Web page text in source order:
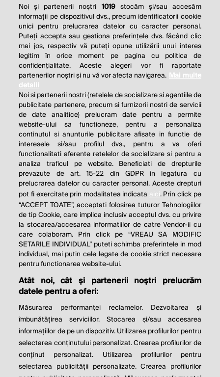
THE SOCIAL RESPONSIBILITY OF
BUSINESS IS TO INCREASE ITS
PROFITS.
Milton Friedman
© 2026 Profit.ro. Toate drepturile rezervate.
Dezvoltat de1616.ro
Contact Publicitate
Politica de cookie Politica de
confidențialitate
Setări cookies
este parte a
Noi și partenerii noștri 1019stocăm și/sau accesăm
informații pe dispozitivul dvs., precum identificatorii cookie
unici pentru prelucrarea datelor cu caracter personal.
Puteți accepta sau gestiona preferințele dvs. făcând clic
mai jos, respectiv vă puteți opune utilizării unui interes
legitim în orice moment pe pagina cu politica de
confidențialitate. Aceste alegeri vor fi raportate
partenerilor noștri și nu vă vor afecta navigarea. Mai multe
detalii
Noi si partenerii nostri (retelele de socializare si agentiile de
publicitate partenere, precum si furnizorii nostri de servicii
de date analitice) prelucram date pentru a permite
website-ului sa functioneze, pentru a personaliza
continutul si anunturile publicitare afisate in functie de
interesele si/sau profilul dvs., pentru a va oferi
functionalitati aferente retelelor de socializare si pentru a
analiza traficul pe website. Beneficiati de drepturile
prevazute de art. 15-22 din GDPR in legatura cu
prelucrarea datelor cu caracter personal. Aceste drepturi
pot fi exercitate prin modalitatea indicata aici. Prin click pe
“ACCEPT TOATE”, acceptati folosirea tuturor Tehnologiilor
de tip Cookie, care implica inclusiv acceptul dvs. cu privire
la stocarea/accesarea informatiilor de catre Vendor-ii cu
care colaboram. Prin click pe “VREAU SA MODIFIC
SETARILE INDIVIDUAL” puteti schimba preferintele in mod
individual, mai putin cele legate de cookie strict necesare
pentru functionarea website-ului.
Atât noi, cât și partenerii noștri prelucrăm
datele pentru a oferi:
Măsurarea performanței reclamelor. Dezvoltarea și
îmbunătățirea serviciilor. Stocarea și/sau accesarea
informațiilor de pe un dispozitiv. Utilizarea profilurilor pentru
selectarea conținutului personalizat. Crearea profilurilor de
conținut personalizat. Utilizarea profilurilor pentru
selectarea publicității personalizate. Crearea profilurilor